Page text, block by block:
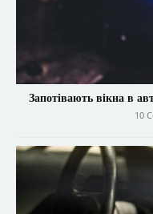
Запотівають вікна в
10